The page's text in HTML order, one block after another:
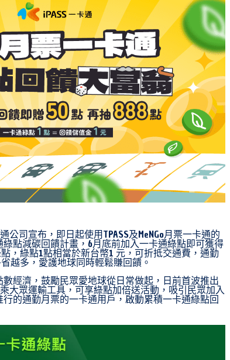
公司宣布，即日起使用TPASS及MeNGo月票一卡通的
點減碳回饋計畫，6月底前加入一卡通綠點即可獲得
，綠點1點相當於新台幣1 元，可折抵交通費，通勤
越多，愛護地球同時輕鬆賺回饋。
經濟，鼓勵民眾愛地球從日常做起，日前首波推出
大眾運輸工具，可享綠點加倍送活動，吸引民眾加入
的通勤月票的一卡通用戶，啟動累積一卡通綠點回